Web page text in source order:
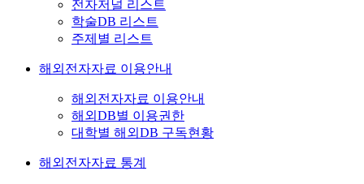
전자저널 리스트
학술DB 리스트
주제별 리스트
해외전자자료 이용안내
해외전자자료 이용안내
해외DB별 이용권한
대학별 해외DB 구독현황
해외전자자료 통계